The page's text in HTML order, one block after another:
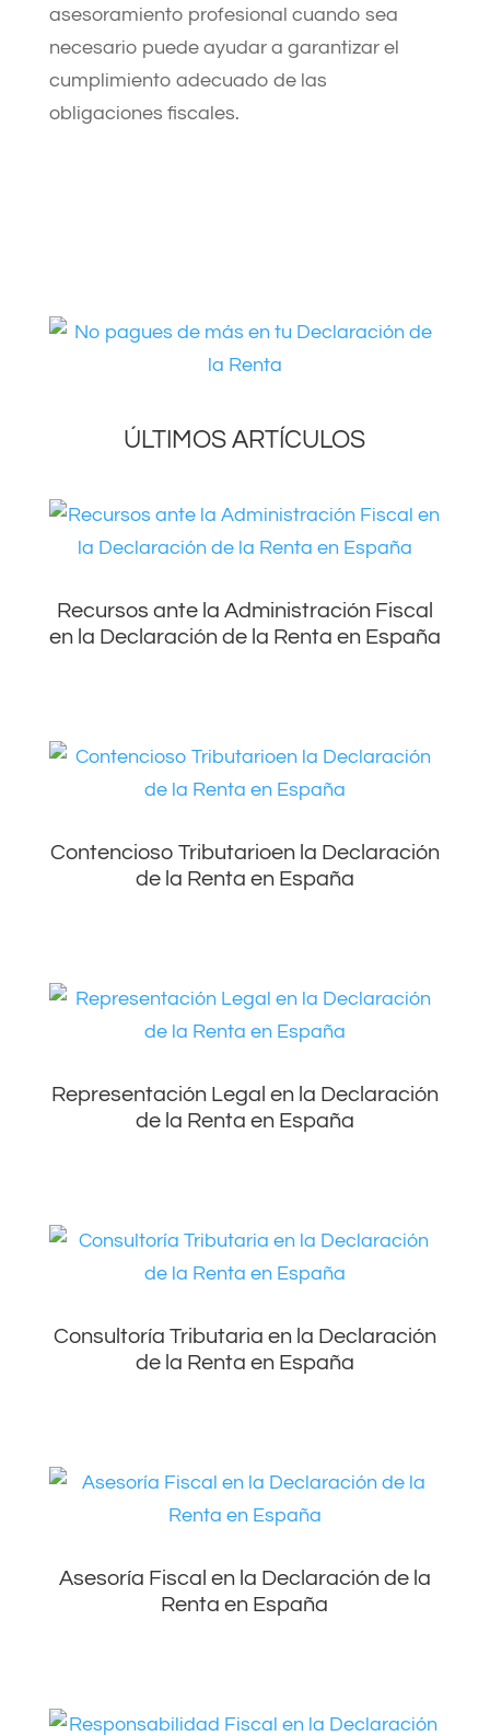
asesoramiento profesional cuando sea
necesario puede ayudar a garantizar el
cumplimiento adecuado de las
obligaciones fiscales.
ÚLTIMOS ARTÍCULOS
Recursos ante la Administración Fiscal
en la Declaración de la Renta en España
Contencioso Tributarioen la Declaración
de la Renta en España
Representación Legal en la Declaración
de la Renta en España
Consultoría Tributaria en la Declaración
de la Renta en España
Asesoría Fiscal en la Declaración de la
Renta en España